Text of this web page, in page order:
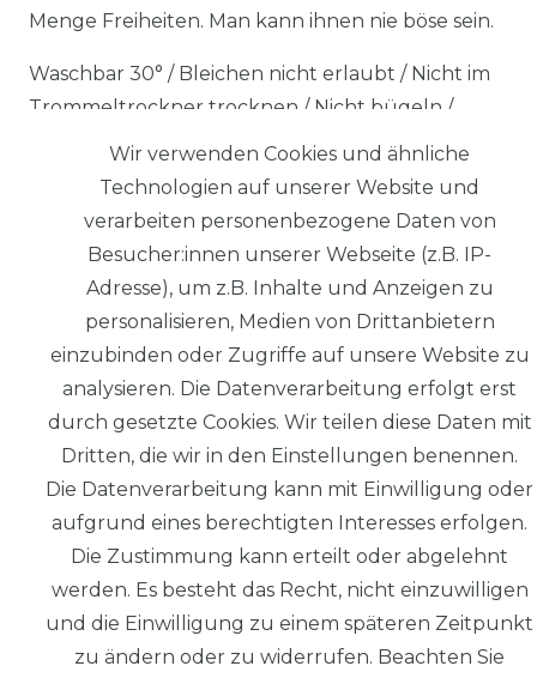
Menge Freiheiten. Man kann ihnen nie böse sein.
Waschbar 30° / Bleichen nicht erlaubt / Nicht im
Trommeltrockner trocknen / Nicht bügeln /
Nicht chemisch reinigen.
Wir verwenden Cookies und ähnliche
Technologien auf unserer Website und
verarbeiten personenbezogene Daten von
Besucher:innen unserer Webseite (z.B. IP-
Adresse), um z.B. Inhalte und Anzeigen zu
personalisieren, Medien von Drittanbietern
einzubinden oder Zugriffe auf unsere Website zu
analysieren. Die Datenverarbeitung erfolgt erst
durch gesetzte Cookies. Wir teilen diese Daten mit
Dritten, die wir in den Einstellungen benennen.
Die Datenverarbeitung kann mit Einwilligung oder
aufgrund eines berechtigten Interesses erfolgen.
Die Zustimmung kann erteilt oder abgelehnt
werden. Es besteht das Recht, nicht einzuwilligen
und die Einwilligung zu einem späteren Zeitpunkt
zu ändern oder zu widerrufen. Beachten Sie
Impressum
Daten­schutz­
erklärung
© Copyright 2026 | Alle Rechte